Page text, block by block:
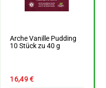
Arche Vanille Pudding
10 Stück zu 40 g
16,49€